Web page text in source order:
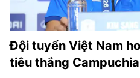
Đội tuyển Việt Nam
tiêu thắng Campuchia